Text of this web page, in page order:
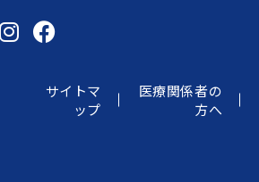
サイトマ
ップ
医療関係者の
方へ